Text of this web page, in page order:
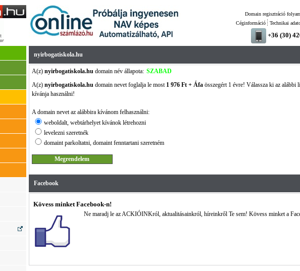
Domain regisztráció
Technikai
Céginformáció
+36 (30)
nyirbogatiskola.hu
A(z) nyirbogatiskola.hudomain név állapota: SZABAD
A(z) nyirbogatiskola.hudomain nevet foglalja le most 1 976 Ft + Áfaösszegért 1 évre! Válassza ki az alábbi
kívánja használni!
A domain nevet az alábbira kívánom felhasználni:
weboldalt, webtárhelyet kívánok létrehozni
levelezni szeretnék
domaint parkoltatni, domaint fenntartani szeretném
Facebook
Kövess minket Facebook-n!
Ne maradj le az ACKIÓINKról, aktualitásainkról, híreinkről Te sem! Kövess minket a